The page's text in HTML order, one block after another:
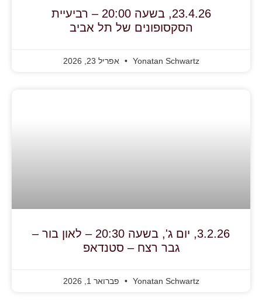
23.4.26, בשעה 20:00 – רביעיית
הסקסופונים של תל אביב
Yonatan Schwartz אפריל 23, 2026
3.2.26, יום ג', בשעה 20:30 – לאון בור –
גבר רצח – סטנדאפ
Yonatan Schwartz פברואר 1, 2026